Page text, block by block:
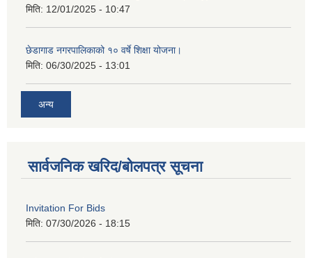
मिति: 12/01/2025 - 10:47
छेडागाड नगरपालिकाको १० वर्षे शिक्षा योजना।
मिति: 06/30/2025 - 13:01
अन्य
सार्वजनिक खरिद/बोलपत्र सूचना
Invitation For Bids
मिति: 07/30/2026 - 18:15